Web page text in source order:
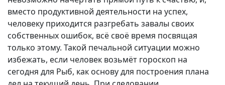
вместо продуктивной деятельности на успех,
человеку приходится разгребать завалы своих
собственных ошибок, всё своё время посвящая
только этому. Такой печальной ситуации можно
избежать, если человек возьмёт гороскоп на
сегодня для Рыб, как основу для построения плана